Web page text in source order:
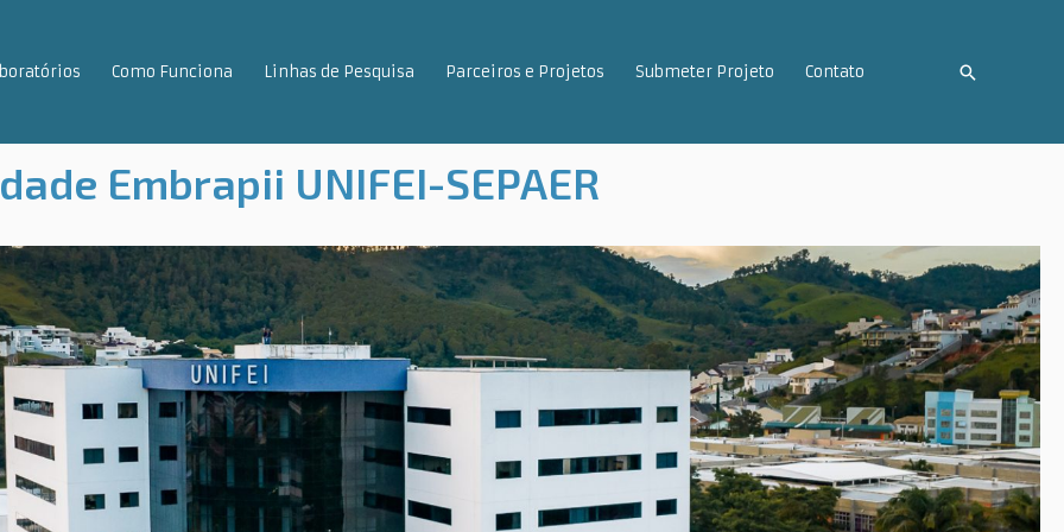
Como Funciona Linhas de Pesquisa Parceiros e Projetos Submeter Projeto Contato Pesquisar
Embrapii UNIFEI-SEPAER